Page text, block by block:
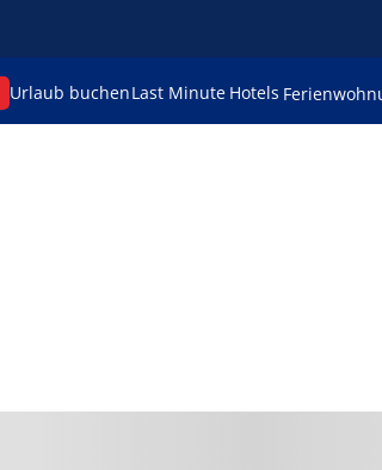
Urlaub buchenLast Minute Hotels